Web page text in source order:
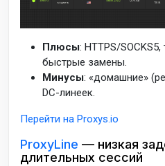
Плюсы: HTTPS/
быстрые замены.
Минусы: «домашние»
DC-линеек.
Перейти на Proxys.io
ProxyLine — низкая
длительных сессий